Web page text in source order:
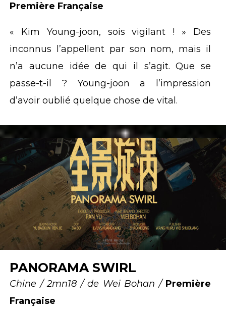
Première Française
« Kim Young-joon, sois vigilant ! » Des
inconnus l’appellent par son nom, mais il
n’a aucune idée de qui il s’agit. Que se
passe-t-il ? Young-joon a l’impression
d’avoir oublié quelque chose de vital.
PANORAMA SWIRL
Chine / 2mn18 / de Wei Bohan / Première
Française